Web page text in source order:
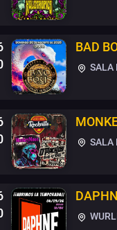
BAD
SALA
SALA